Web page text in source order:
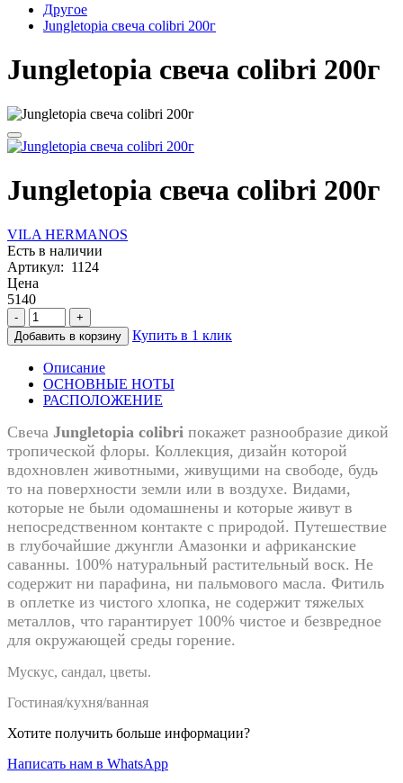
Другое
Jungletopia свеча colibri 200г
Jungletopia свеча colibri 200г
Jungletopia свеча colibri 200г
VILA HERMANOS
Есть в наличии
Артикул: 1124
Цена
5140
-
+
Добавить в корзину
Купить в 1 клик
Описание
ОСНОВНЫЕ НОТЫ
РАСПОЛОЖЕНИЕ
Свеча Jungletopia colibri покажет разнообразие дикой
тропической флоры. Коллекция, дизайн которой
вдохновлен животными, живущими на свободе, будь
то на поверхности земли или в воздухе. Видами,
которые не были одомашнены и которые живут в
непосредственном контакте с природой. Путешествие
в глубочайшие джунгли Амазонки и африканские
саванны. 100% натуральный растительный воск. Не
содержит ни парафина, ни пальмового масла. Фитиль
в оплетке из чистого хлопка, не содержит тяжелых
металлов, что гарантирует 100% чистое и безвредное
для окружающей среды горение.
Мускус, сандал, цветы.
Гостиная/кухня/ванная
Хотите получить больше информации?
Написать нам в WhatsApp